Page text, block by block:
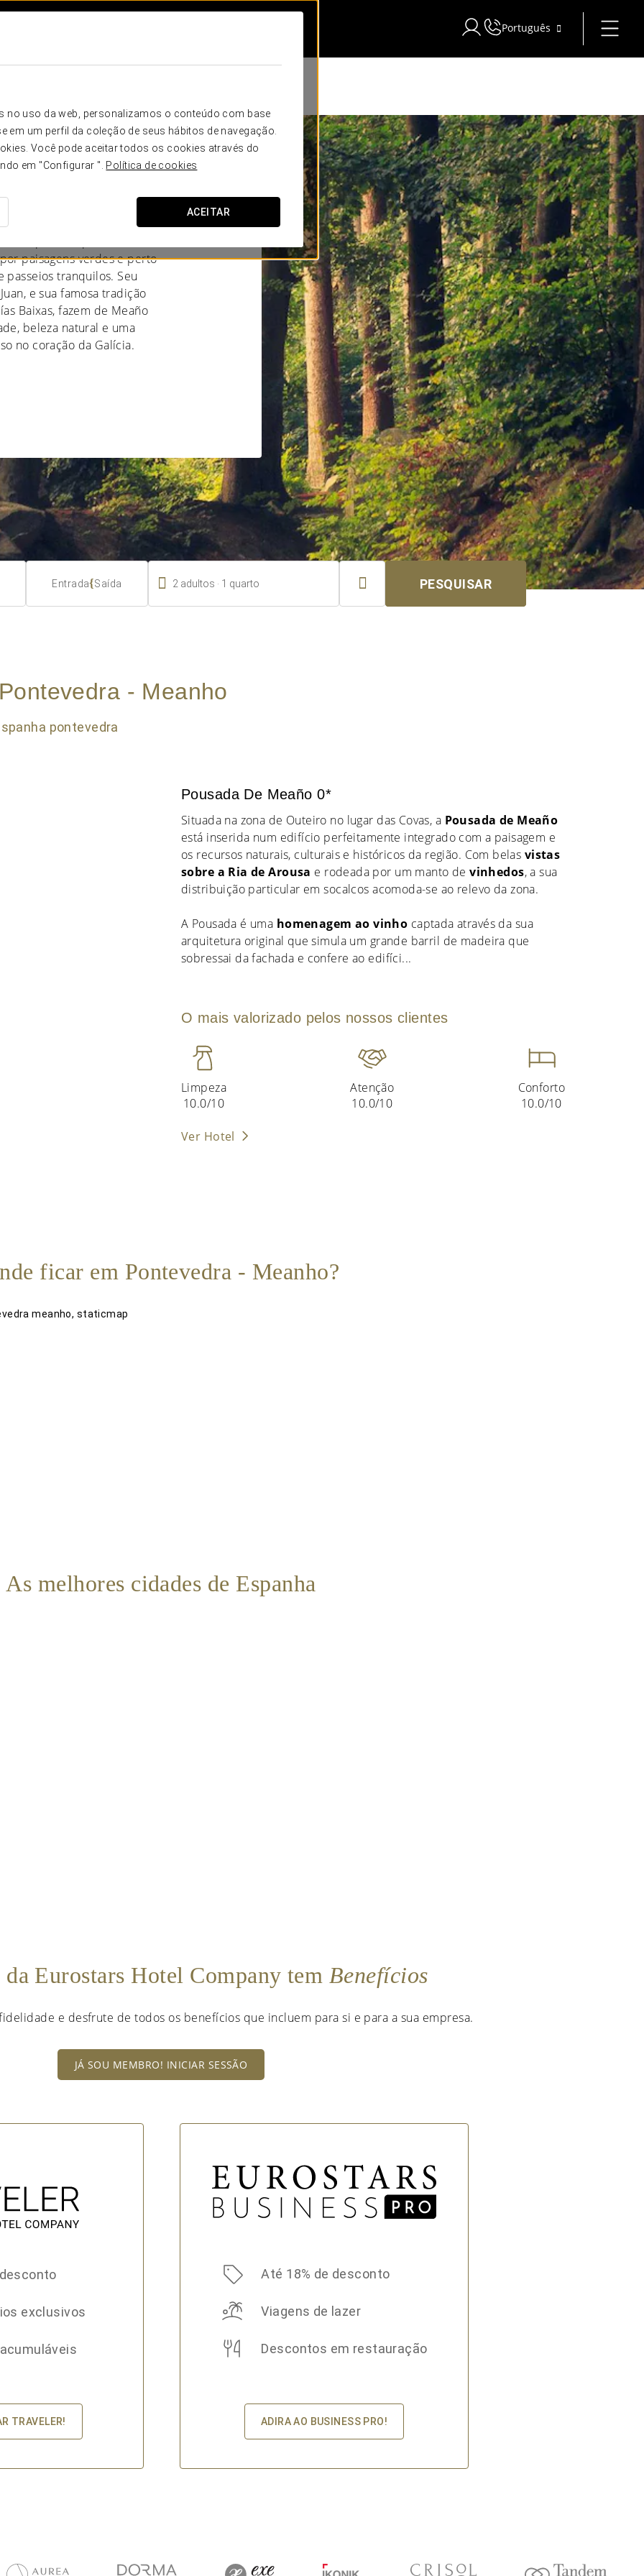
uso da web, personalizamos o conteúdo com base
um perfil da coleção de seus hábitos de navegação.
Você pode aceitar todos os cookies através do
em "Configurar ". Política de cookies
ACEITAR
Iniciar sessão no Star Traveler ou
Português
- Meanho
paisagens verdes e perto
passeios tranquilos. Seu
e sua famosa tradição
Baixas, fazem de Meaño
beleza natural e uma
no coração da Galícia.
Entrada{Saída  2 adultos 1 quarto  PESQUISAR
- Meanho
Pousada De Meaño 0*
Situada na zona de Outeiro no lugar das Covas, a Pousada de Meaño
está inserida num edifício perfeitamente integrado com a paisagem e
os recursos naturais, culturais e históricos da região. Com belas vistas
sobre a Ria de Arousa e rodeada por um manto devinhedos, a sua
distribuição particular em socalcos acomoda-se ao relevo da zona.
A Pousada é uma homenagem ao vinho captada através da sua
arquitetura original que simula um grande barril de madeira que
sobressai da fachada e confere ao edifíci...
O mais valorizado pelos nossos clientes
Limpeza
10.0/10
Atenção
10.0/10
Conforto
10.0/10
Ver Hotel
ficar em Pontevedra - Meanho?
As melhores cidades de Espanha
da Eurostars Hotel Company tem Benefícios
e desfrute de todos os benefícios que incluem para si e para a sua empresa.
JÁ SOU MEMBRO! INICIAR SESSÃO
exclusivos
TRAVELER!
Até 18% de desconto
Viagens de lazer
Descontos em restauração
ADIRA AO BUSINESS PRO!